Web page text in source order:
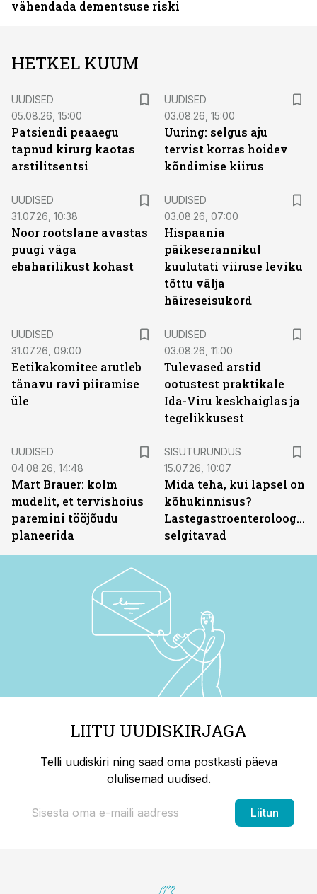
vähendada dementsuse riski
HETKEL KUUM
UUDISED
05.08.26, 15:00
Patsiendi peaaegu
tapnud kirurg kaotas
arstilitsentsi
UUDISED
03.08.26, 15:00
Uuring: selgus aju
tervist korras hoidev
kõndimise kiirus
UUDISED
31.07.26, 10:38
Noor rootslane avastas
puugi väga
ebaharilikust kohast
UUDISED
03.08.26, 07:00
Hispaania
päikeserannikul
kuulutati viiruse leviku
tõttu välja
häireseisukord
UUDISED
31.07.26, 09:00
Eetikakomitee arutleb
tänavu ravi piiramise
üle
UUDISED
03.08.26, 11:00
Tulevased arstid
ootustest praktikale
Ida-Viru keskhaiglas ja
tegelikkusest
UUDISED
04.08.26, 14:48
Mart Brauer: kolm
mudelit, et tervishoius
paremini tööjõudu
planeerida
SISUTURUNDUS
15.07.26, 10:07
Mida teha, kui lapsel on
kõhukinnisus?
Lastegastroenteroloogid
selgitavad
LIITU UUDISKIRJAGA
Telli uudiskiri ning saad oma postkasti päeva
olulisemad uudised.
Liitun